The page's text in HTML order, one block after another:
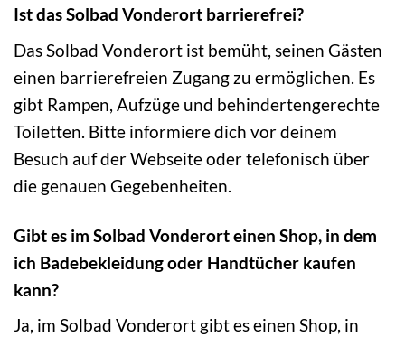
Ist das Solbad Vonderort barrierefrei?
Das Solbad Vonderort ist bemüht, seinen Gästen
einen barrierefreien Zugang zu ermöglichen. Es
gibt Rampen, Aufzüge und behindertengerechte
Toiletten. Bitte informiere dich vor deinem
Besuch auf der Webseite oder telefonisch über
die genauen Gegebenheiten.
Gibt es im Solbad Vonderort einen Shop, in dem
ich Badebekleidung oder Handtücher kaufen
kann?
Ja, im Solbad Vonderort gibt es einen Shop, in